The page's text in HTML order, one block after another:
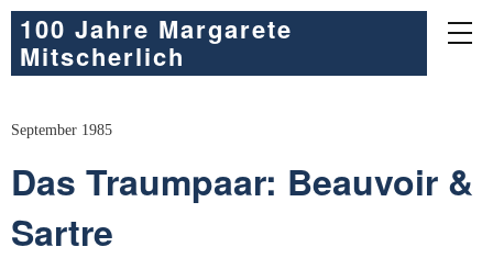
100 Jahre Margarete
Mitscherlich
September 1985
Das Traumpaar: Beauvoir &
Sartre